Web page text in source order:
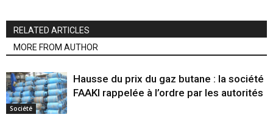
RELATED ARTICLES
MORE FROM AUTHOR
Société
Hausse du prix du gaz butane : la société
FAAKI rappelée à l’ordre par les autorités